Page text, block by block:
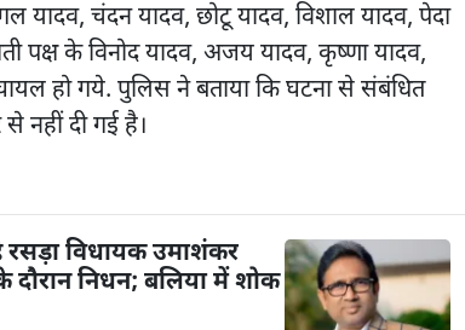
यादव, चंदन यादव, छोटू यादव, विशाल यादव, पेदा
पक्ष के विनोद यादव, अजय यादव, कृष्णा यादव,
हो गये. पुलिस ने बताया कि घटना से संबंधित
नहीं दी गई है।
विधायक उमाशंकर
दौरान निधन; बलिया में शोक